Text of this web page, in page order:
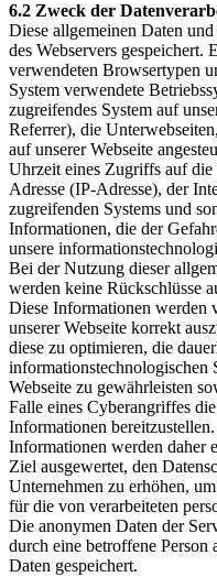
6.2 Zweck der
Diese allgemeinen Daten
des Webservers gespeichert.
verwendeten Browsertypen
System verwendete
zugreifendes System auf
Referrer), die
auf unserer Webseite
Uhrzeit eines Zugriffs auf
Adresse (IP-Adresse), der
zugreifenden Systems und
Informationen, die der
unsere
Bei der Nutzung dieser
werden keine Rückschlüsse
Diese Informationen werden
unserer Webseite korrekt
diese zu optimieren, die
informationstechnologischen
Webseite zu gewährleisten
Falle eines Cyberangriffes
Informationen
Informationen werden daher
Ziel ausgewertet, den
Unternehmen zu erhöhen,
für die von verarbeiteten
Die anonymen Daten der
durch eine betroffene Person
Daten gespeichert.